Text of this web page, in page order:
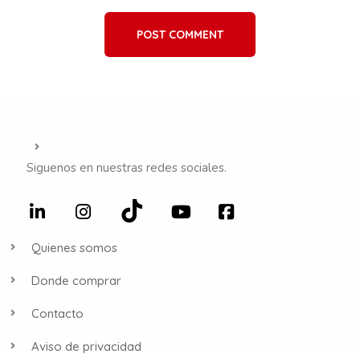
POST COMMENT
Siguenos en nuestras redes sociales.
Quienes somos
Donde comprar
Contacto
Aviso de privacidad